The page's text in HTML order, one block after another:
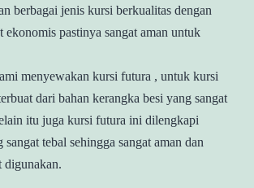
berbagai jenis kursi berkualitas dengan
ekonomis pastinya sangat aman untuk
menyewakan kursi futura , untuk kursi
dari bahan kerangka besi yang sangat
itu juga kursi futura ini dilengkapi
sangat tebal sehingga sangat aman dan
digunakan.